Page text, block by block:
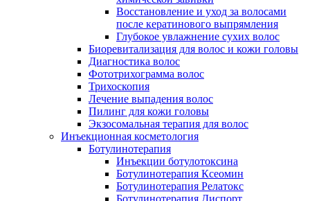
Восстановление и уход за волосами
после кератинового выпрямления
Глубокое увлажнение сухих волос
Биоревитализация для волос и кожи головы
Диагностика волос
Фототрихограмма волос
Трихоскопия
Лечение выпадения волос
Пилинг для кожи головы
Экзосомальная терапия для волос
Инъекционная косметология
Ботулинотерапия
Инъекции ботулотоксина
Ботулинотерапия Ксеомин
Ботулинотерапия Релатокс
Ботулинотерапия Диспорт